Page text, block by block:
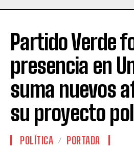
Partido Verde
presencia en
suma nuevos
su proyecto
POLÍTICA PORTADA